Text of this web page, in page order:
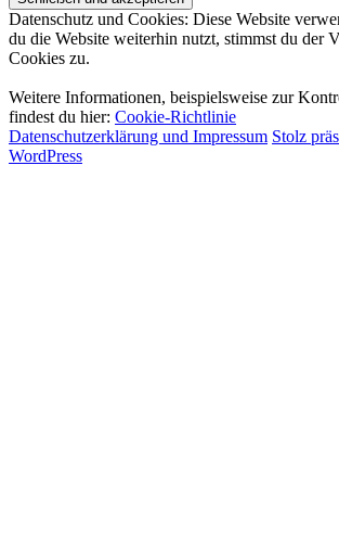
Datenschutz und Cookies: Diese Website
du die Website weiterhin nutzt, stimmst du der
Cookies zu.
Weitere Informationen, beispielsweise zur
findest du hier: Cookie-Richtlinie
Datenschutzerklärung und Impressum Stolz
WordPress